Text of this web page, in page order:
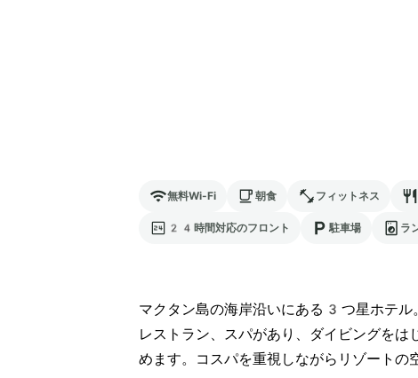
無料Wi-Fi 朝食 フィットネス
24時間対応のフロント 駐車場 ラ
マクタン島の海岸沿いにある3つ星ホテ
レストラン、スパがあり、ダイビングを
めます。コスパを重視しながらリゾートの